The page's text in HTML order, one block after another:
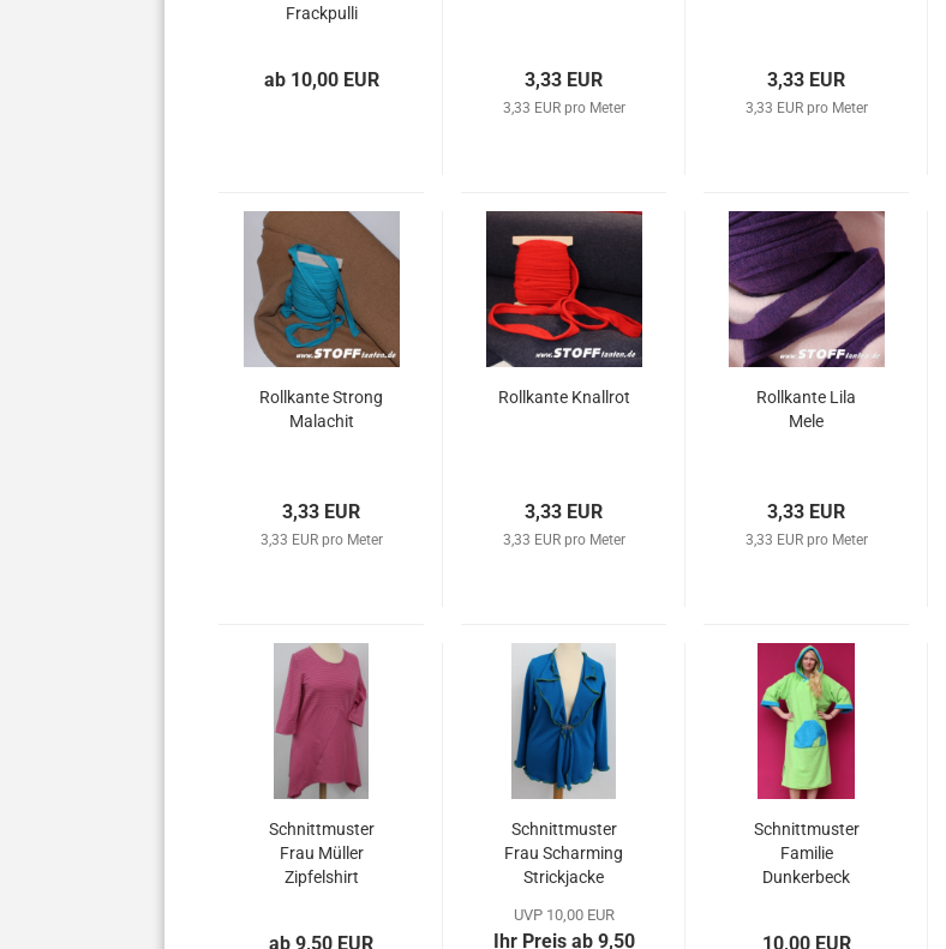
Frackpulli
ab 10,00 EUR 3,33 EUR
3,33 EUR pro Meter
3,33 EUR
3,33 EUR pro Meter
Rollkante Strong
Malachit
3,33 EUR
3,33 EUR pro Meter
Rollkante Knallrot
3,33 EUR
3,33 EUR pro Meter
Rollkante Lila
Mele
3,33 EUR
3,33 EUR pro Meter
Schnittmuster
Frau Müller
Zipfelshirt
ab 9,50 EUR
Schnittmuster
Frau Scharming
Strickjacke
UVP 10,00 EUR
Ihr Preis ab 9,50
Schnittmuster
Familie
Dunkerbeck
10,00 EUR